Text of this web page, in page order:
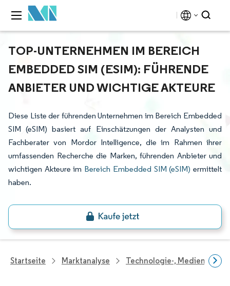
TOP-UNTERNEHMEN IM BEREICH
EMBEDDED SIM (ESIM): FÜHRENDE
ANBIETER UND WICHTIGE AKTEURE
Diese Liste der führenden Unternehmen im Bereich Embedded
SIM (eSIM) basiert auf Einschätzungen der Analysten und
Fachberater von Mordor Intelligence, die im Rahmen ihrer
umfassenden Recherche die Marken, führenden Anbieter und
wichtigen Akteure im Bereich Embedded SIM (eSIM) ermittelt
haben.
Startseite Marktanalyse Technologie-, Medien- Und